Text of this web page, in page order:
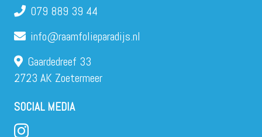
079 889 39 44
info@raamfolieparadijs.nl
Gaardedreef 33
2723 AK Zoetermeer
SOCIAL MEDIA